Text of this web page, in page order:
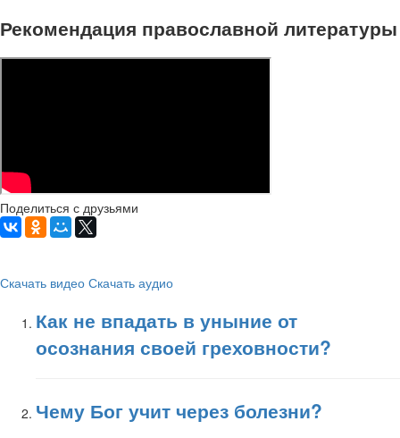
Рекомендация православной литературы
Поделиться с друзьями
Скачать видео Скачать аудио
Как не впадать в уныние от
осознания своей греховности?
Чему Бог учит через болезни?